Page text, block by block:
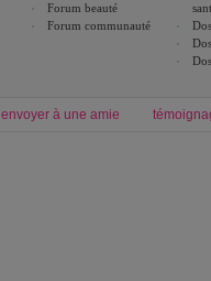
Forum beauté
Forum communauté
envoyer à une amie